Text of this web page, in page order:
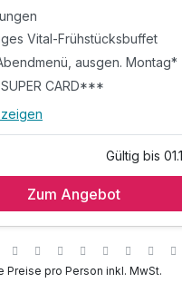
Vital-Frühstücksbuffet
ausgen. Montag*
CARD***
Vital-Frühstücksbuffet
über das "wanderbare"
Gültig bis
Zum Angebot
Preise pro Person inkl. MwSt.